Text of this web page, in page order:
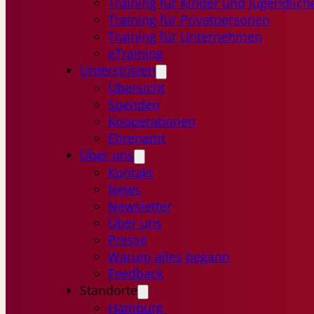
Training für Privatpersonen
Training für Unternehmen
eTraining
Unterstützen
Übersicht
Spenden
Kooperationen
Ehrenamt
Über uns
Kontakt
News
Newsletter
Über uns
Presse
Warum alles begann
Feedback
Standorte
Hamburg